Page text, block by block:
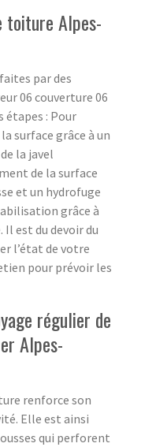
toiture Alpes-
par des
06 couverture 06
: Pour
surface grâce à un
la javel
de la surface
et un hydrofuge
grâce à
Il est du devoir du
l’état de votre
pour prévoir les
régulier de
Alpes-
renforce son
Elle est ainsi
qui perforent